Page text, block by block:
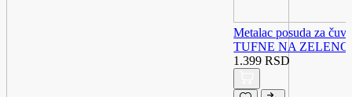
Metalac posuda za
TUFNE NA
1.399 RSD